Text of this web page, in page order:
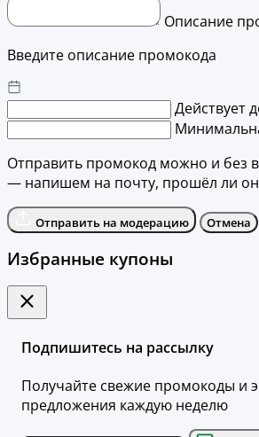
Описание
Введите описание промокода
Действует
Отправить промокод можно и без
— напишем на почту, прошёл ли он
Отправить на модерацию Отмена
Избранные купоны
Подпишитесь на рассылку
Получайте свежие промокоды и
предложения каждую неделю